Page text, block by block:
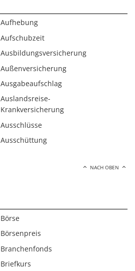
Aufhebung
Aufschubzeit
Ausbildungsversicherung
Außenversicherung
Ausgabeaufschlag
Auslandsreise-
Krankversicherung
Ausschlüsse
Ausschüttung
NACH OBEN
Börse
Börsenpreis
Branchenfonds
Briefkurs